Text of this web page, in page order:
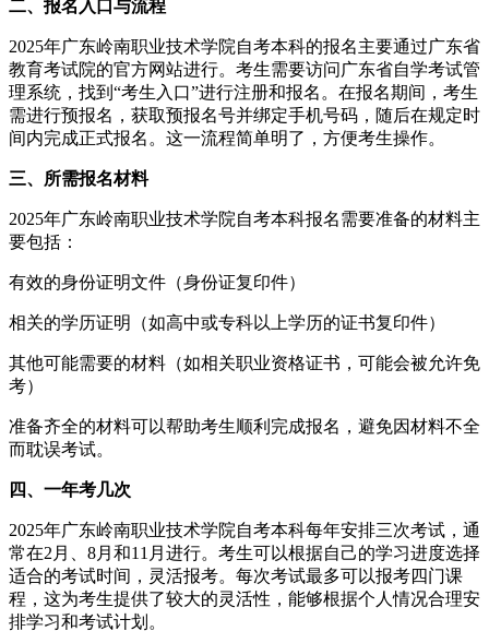
二、报名入口与流程
2025年广东岭南职业技术学院自考本科的报名主要通过广东省
教育考试院的官方网站进行。考生需要访问广东省自学考试管
理系统，找到“考生入口”进行注册和报名。在报名期间，考生
需进行预报名，获取预报名号并绑定手机号码，随后在规定时
间内完成正式报名。这一流程简单明了，方便考生操作。
三、所需报名材料
2025年广东岭南职业技术学院自考本科报名需要准备的材料主
要包括：
有效的身份证明文件（身份证复印件）
相关的学历证明（如高中或专科以上学历的证书复印件）
其他可能需要的材料（如相关职业资格证书，可能会被允许免
考）
准备齐全的材料可以帮助考生顺利完成报名，避免因材料不全
而耽误考试。
四、一年考几次
2025年广东岭南职业技术学院自考本科每年安排三次考试，通
常在2月、8月和11月进行。考生可以根据自己的学习进度选择
适合的考试时间，灵活报考。每次考试最多可以报考四门课
程，这为考生提供了较大的灵活性，能够根据个人情况合理安
排学习和考试计划。